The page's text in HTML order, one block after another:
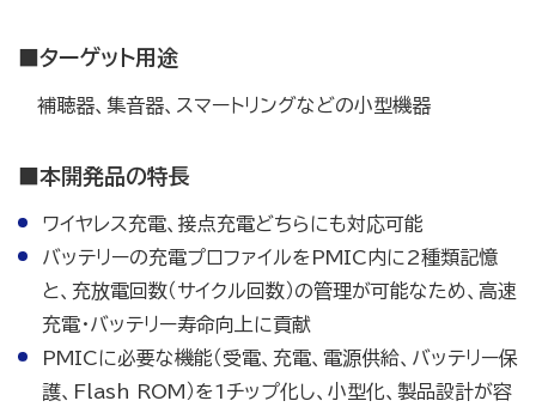
■ターゲット用途
補聴器、集音器、スマートリングなどの小型機器
■本開発品の特長
ワイヤレス充電、接点充電どちらにも対応可能
バッテリーの充電プロファイルをPMIC内に2種類記憶
と、充放電回数（サイクル回数）の管理が可能なため、高速
充電・バッテリー寿命向上に貢献
PMICに必要な機能（受電、充電、電源供給、バッテリー保
護、Flash ROM）を1チップ化し、小型化、製品設計が容